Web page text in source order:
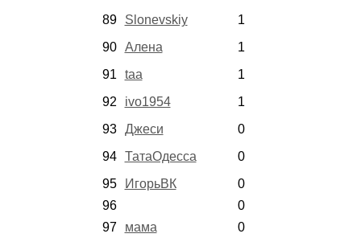
89 Slonevskiy
1
90
Алена
1
91
taa
1
92
ivo1954
1
93
Джеси
0
94
ТатаОдесса
0
95
ИгорьВК
0
96
0
97
мама
0